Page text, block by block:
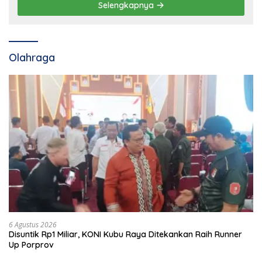
Selengkapnya
Olahraga
6 Agustus 2026
Disuntik Rp1 Miliar, KONI Kubu Raya Ditekankan Raih Runner
Up Porprov